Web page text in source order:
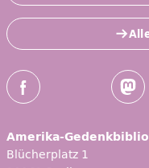
Social-Media
Facebook
Amerika-
Blücherplatz 1